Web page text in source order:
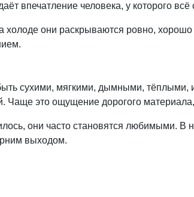
впечатление человека, у которого всё
они раскрываются ровно,
сухими, мягкими, дымными, тёплыми,
это ощущение дорогого
они часто становятся любимыми. В
выходом.